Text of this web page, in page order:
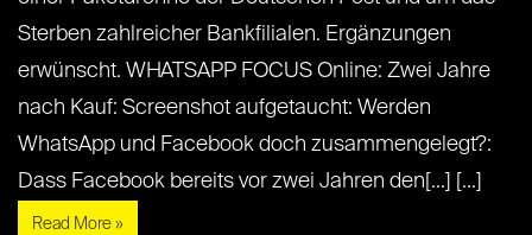
Sterben zahlreicher Bankfilialen. Ergänzungen
erwünscht. WHATSAPP FOCUS Online: Zwei Jahre
nach Kauf: Screenshot aufgetaucht: Werden
WhatsApp und Facebook doch zusammengelegt?:
Dass Facebook bereits vor zwei Jahren den[...] [...]
Read More »